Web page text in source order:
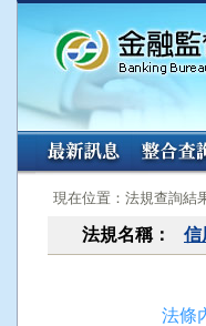
:::
現在位置：法規查詢結
法規名稱： 信
法條